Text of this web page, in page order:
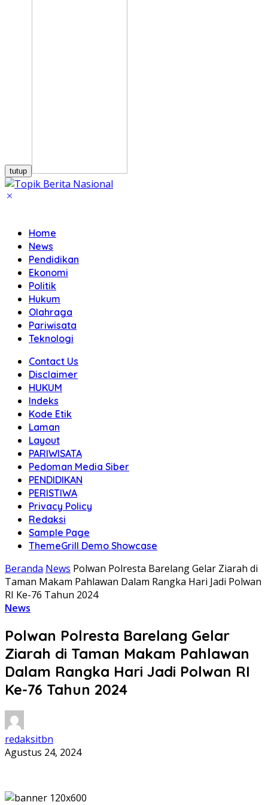
tutup
Home
News
Pendidikan
Ekonomi
Politik
Hukum
Olahraga
Pariwisata
Teknologi
Contact Us
Disclaimer
HUKUM
Indeks
Kode Etik
Laman
Layout
PARIWISATA
Pedoman Media Siber
PENDIDIKAN
PERISTIWA
Privacy Policy
Redaksi
Sample Page
ThemeGrill Demo Showcase
Beranda News Polwan Polresta Barelang Gelar Ziarah di
Taman Makam Pahlawan Dalam Rangka Hari Jadi Polwan
RI Ke-76 Tahun 2024
News
Polwan Polresta Barelang Gelar
Ziarah di Taman Makam Pahlawan
Dalam Rangka Hari Jadi Polwan RI
Ke-76 Tahun 2024
redaksitbn
Agustus 24, 2024